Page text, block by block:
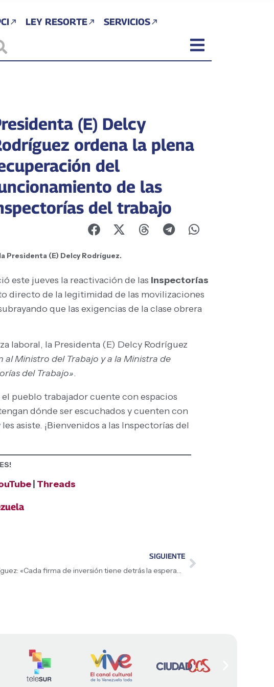
LEY RESORTE SERVICIOS
(E) Delcy
ordena la plena
del
de las
del trabajo
Presidenta (E) Delcy Rodríguez.
este jueves la reactivación de las Inspectorías
directo de la legitimidad de las movilizaciones
que las exigencias de la clase obrera
laboral, la Presidenta (E) Delcy Rodríguez
al Ministro del Trabajo y a la Ministra de
del Trabajo».
pueblo trabajador cuente con espacios
dónde ser escuchados y cuenten con
asiste. ¡Bienvenidos a las Inspectorías del
Threads
SIGUIENTE
Presidenta (E) Delcy Rodríguez: «Cada firma de inversión tiene detrás la esperanza de un país. Los invito a seguir la peregrinación por el renacer de Venezuela»